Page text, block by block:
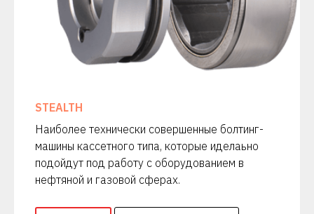
STEALTH
Наиболее технически совершенные болтинг-
машины кассетного типа, которые иделаьно
подойдут под работу с оборудованием в
нефтяной и газовой сферах.